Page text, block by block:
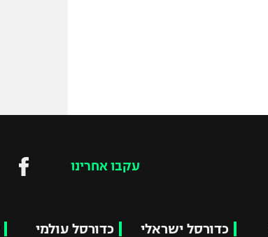
עקבו אחרינו
כדורסל ישראלי כדורסל עולמי